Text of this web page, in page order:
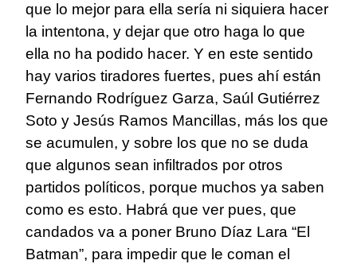
que lo mejor para ella sería ni siquiera hacer
la intentona, y dejar que otro haga lo que
ella no ha podido hacer. Y en este sentido
hay varios tiradores fuertes, pues ahí están
Fernando Rodríguez Garza, Saúl Gutiérrez
Soto y Jesús Ramos Mancillas, más los que
se acumulen, y sobre los que no se duda
que algunos sean infiltrados por otros
partidos políticos, porque muchos ya saben
como es esto. Habrá que ver pues, que
candados va a poner Bruno Díaz Lara “El
Batman”, para impedir que le coman el